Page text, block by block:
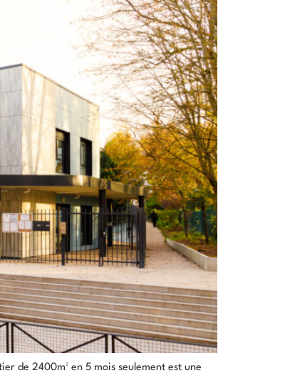
de 2400m² en 5 mois seulement est une